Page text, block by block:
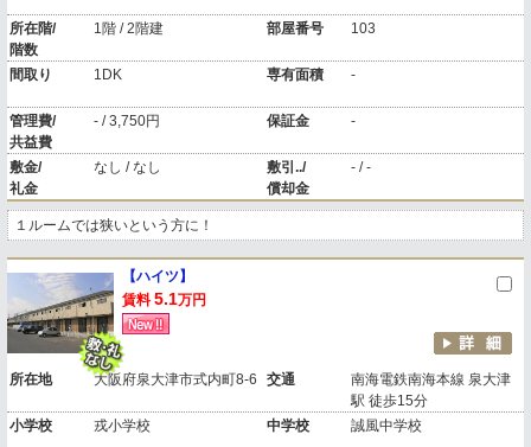
所在階/
階数
1階 / 2階建 部屋番号 103
間取り 1DK 専有面積 -
管理費/
共益費
- / 3,750円 保証金 -
敷金/
礼金
なし / なし
敷引../
償却金
- / -
１ルームでは狭いという方に！
【ハイツ】
賃料 5.1万円
所在地 大阪府泉大津市式内町8-6 交通
南海電鉄南海本線 泉大津
駅 徒歩15分
小学校
戎小学校 中学校 誠風中学校